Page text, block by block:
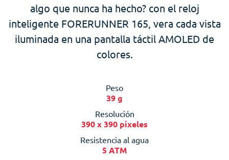
algo que nunca ha hecho? con el reloj
inteligente FORERUNNER 165, vera cada vista
iluminada en una pantalla táctil AMOLED de
colores.
Peso
39 g
Resolución
390 x 390 píxeles
Resistencia al agua
5 ATM